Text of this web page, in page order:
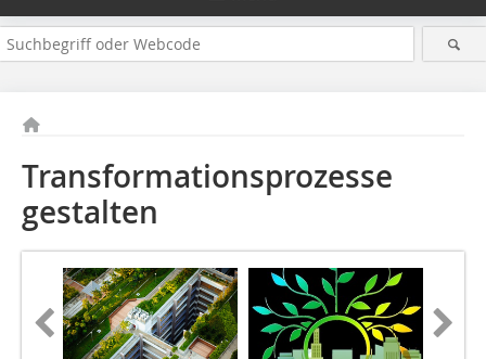
Transformationsprozesse
gestalten